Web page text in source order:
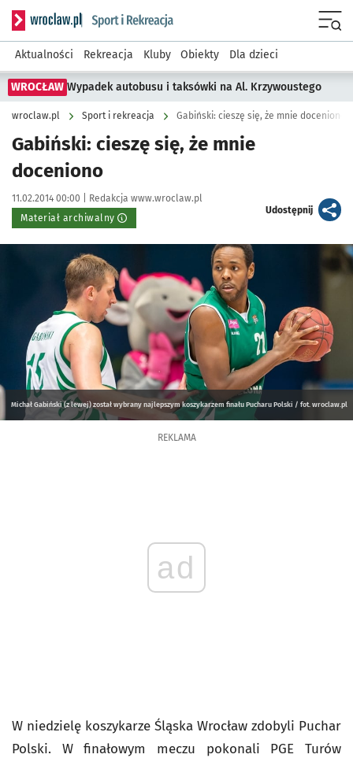
Serwis informacyjny wroclaw.pl podserwis: Sport i rekreacja
Aktualności Rekreacja Kluby Obiekty Dla dzieci
WROCŁAW Wypadek autobusu i taksówki na Al. Krzywoustego
wroclaw.pl Sport i rekreacja Gabiński: cieszę się, że mnie doceniono
Gabiński: cieszę się, że mnie
doceniono
Data publikacji:
11.02.2014 00:00 | Autor:
Redakcja www.wroclaw.pl
Materiał archiwalny
Udostępnijartykuł
Kliknij, aby powiększyć
Michał Gabiński (z lewej) został wybrany najlepszym koszykarzem finału Pucharu Polski / fot. wroclaw.pl
REKLAMA
ad
W niedzielę koszykarze Śląska Wrocław zdobyli Puchar
Polski. W finałowym meczu pokonali PGE Turów